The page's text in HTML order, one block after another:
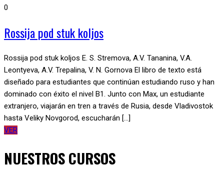
0
Rossija pod stuk koljos
Rossija pod stuk koljos E. S. Stremova, A.V. Tananina, V.A.
Leontyeva, A.V. Trepalina, V. N. Gornova El libro de texto está
diseñado para estudiantes que continúan estudiando ruso y han
dominado con éxito el nivel B1. Junto con Max, un estudiante
extranjero, viajarán en tren a través de Rusia, desde Vladivostok
hasta Veliky Novgorod, escucharán [...]
VER
NUESTROS CURSOS